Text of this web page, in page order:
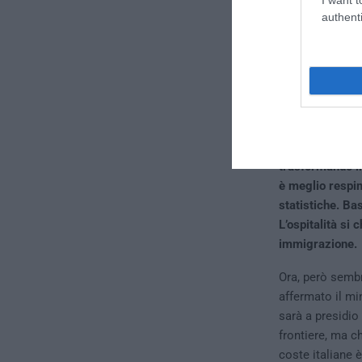
Paese a
stato Enrico
Sarebbe
Paesi che
trasformando
è meglio
statistiche.
L’ospitalità si
immigrazione.
Ora, però
affermato il
sarà a
frontiere, ma
coste italiane